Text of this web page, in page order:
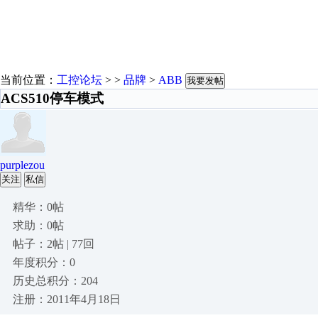
当前位置： 工控论坛 > > 品牌 > ABB 我要发帖
ACS510停车模式
purplezou
关注 私信
精华：0帖
求助：0帖
帖子：2帖 | 77回
年度积分：0
历史总积分：204
注册：2011年4月18日